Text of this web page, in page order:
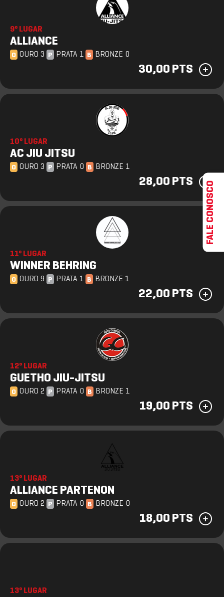
9º LUGAR
ALLIANCE
O OURO 3 P PRATA 1 B BRONZE 0
30,00 PTS
10º LUGAR
AC JIU JITSU
O OURO 3 P PRATA 0 B BRONZE 1
28,00 PTS
11º LUGAR
WINNER BEHRING
O OURO 9 P PRATA 1 B BRONZE 1
22,00 PTS
12º LUGAR
GUETHO JIU-JITSU
O OURO 2 P PRATA 0 B BRONZE 1
19,00 PTS
13º LUGAR
ALLIANCE PARTENON
O OURO 2 P PRATA 0 B BRONZE 0
18,00 PTS
13º LUGAR
FALE CONOSCO